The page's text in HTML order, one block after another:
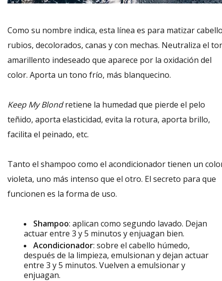
Como su nombre indica, esta línea es para matizar
rubios, decolorados, canas y con mechas. Neutraliza el
amarillento indeseado que aparece por la oxidación del
color. Aporta un tono frío, más blanquecino.
Keep My Blondretiene la humedad que pierde el pelo
teñido, aporta elasticidad, evita la rotura, aporta brillo,
facilita el peinado, etc.
Tanto el shampoo como el acondicionador tienen un
violeta, uno más intenso que el otro. El secreto para que
funcionen es la forma de uso.
Shampoo: aplican como segundo lavado. Dejan
actuar entre 3 y 5 minutos y enjuagan bien.
Acondicionador: sobre el cabello húmedo,
después de la limpieza, emulsionan y dejan actuar
entre 3 y 5 minutos. Vuelven a emulsionar y
enjuagan.